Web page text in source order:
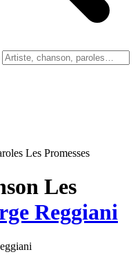
Les Promesses
Les
Reggiani